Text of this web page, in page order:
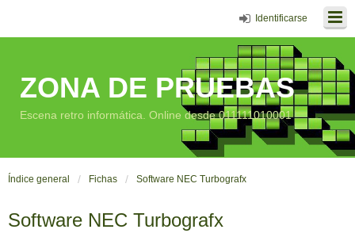
Identificarse
ZONA DE PRUEBAS
Escena retro informática. Online desde 011111010001
Índice general Fichas Software NEC Turbografx
Software NEC Turbografx